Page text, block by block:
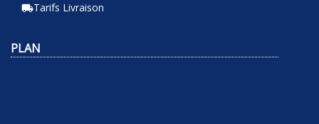
local_shippingTarifs Livraison
PLAN